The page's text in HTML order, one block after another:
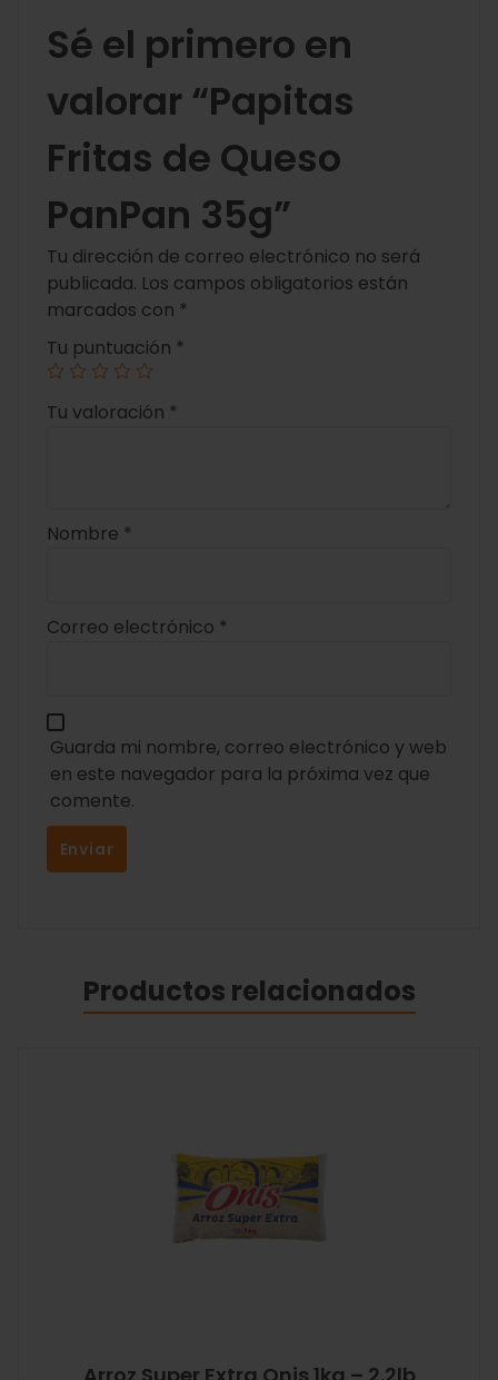
Sé el primero en
valorar “Papitas
Fritas de Queso
PanPan 35g”
Tu dirección de correo electrónico no será
publicada. Los campos obligatorios están
marcados con *
Tu puntuación *
Tu valoración *
Nombre *
Correo electrónico *
Guarda mi nombre, correo electrónico y web
en este navegador para la próxima vez que
comente.
Productos relacionados